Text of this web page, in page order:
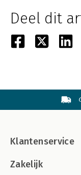
Deel dit
Klantenservice
Zakelijk